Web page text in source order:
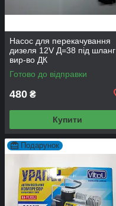
Насос для перекачування
дизеля 12V Д=38 під шланг
вир-во ДК
Готово до відправки
480 ₴
Купити
Подарунок